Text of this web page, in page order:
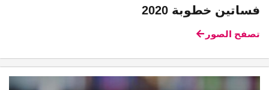
فساتين خطوبة 2020
تصفح الصور